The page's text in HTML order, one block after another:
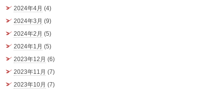
2024年4月 (4)
2024年3月 (9)
2024年2月 (5)
2024年1月 (5)
2023年12月 (6)
2023年11月 (7)
2023年10月 (7)